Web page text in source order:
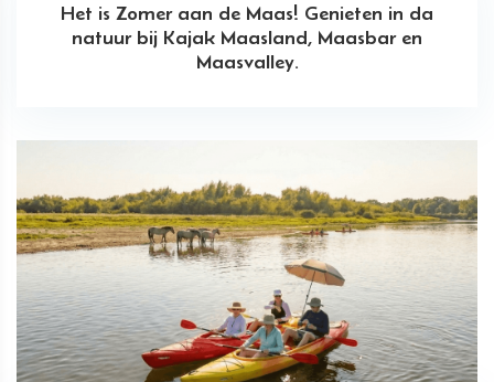
Het is Zomer aan de Maas! Genieten in da
natuur bij Kajak Maasland, Maasbar en
Maasvalley.